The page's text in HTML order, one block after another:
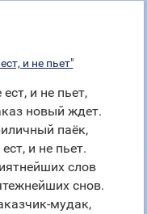
и не пьет"
и не пьет,
новый ждет.
паёк,
и не пьет.
слов
снов.
мудак,